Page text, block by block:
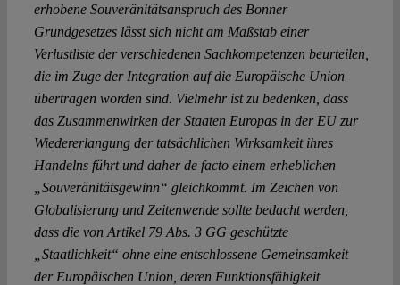
erhobene Souveränitätsanspruch des Bonner
Grundgesetzes lässt sich nicht am Maßstab einer
Verlustliste der verschiedenen Sachkompetenzen beurteilen,
die im Zuge der Integration auf die Europäische Union
übertragen worden sind. Vielmehr ist zu bedenken, dass
das Zusammenwirken der Staaten Europas in der EU zur
Wiedererlangung der tatsächlichen Wirksamkeit ihres
Handelns führt und daher de facto einem erheblichen
„Souveränitätsgewinn“ gleichkommt. Im Zeichen von
Globalisierung und Zeitenwende sollte bedacht werden,
dass die von Artikel 79 Abs. 3 GG geschützte
„Staatlichkeit“ ohne eine entschlossene Gemeinsamkeit
der Europäischen Union, deren Funktionsfähigkeit